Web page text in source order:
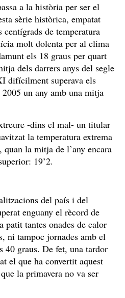
a la història per ser el
sèrie històrica, empatat
centígrads de temperatura
molt dolenta per al clima
els 18 graus per quart
dels darrers anys del segle
difícilment superava els
un any amb una mitja
-dins el mal- un titular
la temperatura extrema
la mitja de l’any encara
19’2.
del país i del
enguany el rècord de
patit tantes onades de calor
ni tampoc jornades amb el
40 graus. De fet, una tardor
el que ha convertit aquest
la primavera no va ser